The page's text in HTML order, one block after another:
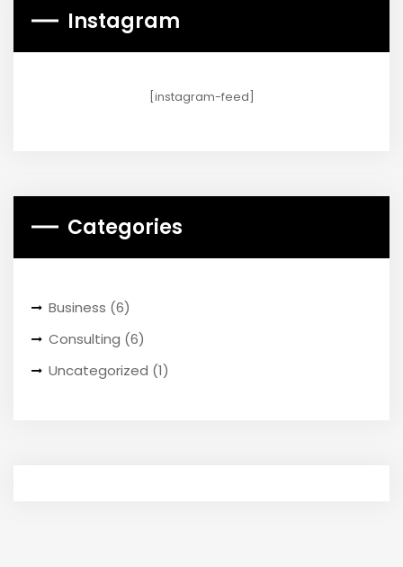
Instagram
[instagram-feed]
Categories
Business (6)
Consulting (6)
Uncategorized (1)